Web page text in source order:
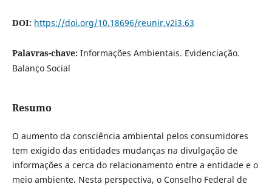
DOI: https://doi.org/10.18696/reunir.v2i3.63
Palavras-chave: Informações Ambientais. Evidenciação.
Balanço Social
Resumo
O aumento da consciência ambiental pelos consumidores
tem exigido das entidades mudanças na divulgação de
informações a cerca do relacionamento entre a entidade e o
meio ambiente. Nesta perspectiva, o Conselho Federal de